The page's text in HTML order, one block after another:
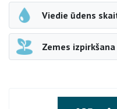
Viedie ūdens
Zemes izpirkšana